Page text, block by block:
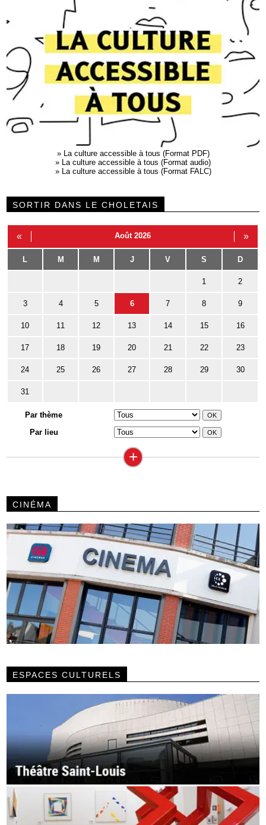
» La culture accessible à tous (Format PDF)
» La culture accessible à tous (Format audio)
» La culture accessible à tous (Format FALC)
SORTIR DANS LE CHOLETAIS
« Août 2026 »
L M M J V S D
1 2
3 4 5 6 7 8 9
10 11 12 13 14 15 16
17 18 19 20 21 22 23
24 25 26 27 28 29 30
31
Par thème
Par lieu
+
CINÉMA
ESPACES CULTURELS